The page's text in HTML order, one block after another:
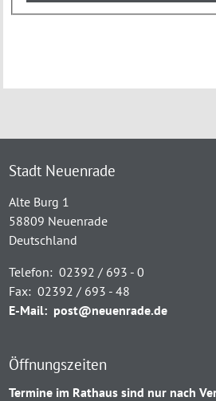
Stadt Neuenrade
Alte Burg 1
58809 Neuenrade
Deutschland
Telefon: 02392 / 693 - 0
Fax: 02392 / 693 - 48
E-Mail: post@neuenrade.de
Öffnungszeiten
Termine im Rathaus sind nur nach